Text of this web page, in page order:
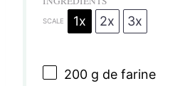
SCALE 1x 2x 3x
200 g de farine